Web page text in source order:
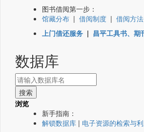
图书借阅第一步：
馆藏分布 | 借阅制度 | 借阅方法
上门借还服务 | 昌平工具书、期
数据库
浏览
新手指南：
解锁数据库 | 电子资源的检索与